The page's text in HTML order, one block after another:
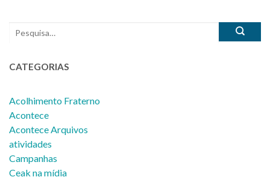
CATEGORIAS
Acolhimento Fraterno
Acontece
Acontece Arquivos
atividades
Campanhas
Ceak na mídia